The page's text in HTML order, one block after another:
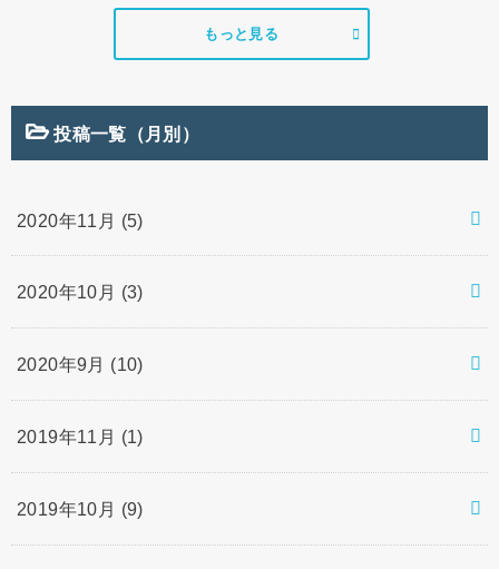
もっと見る
投稿一覧（月別）
2020年11月 (5)
2020年10月 (3)
2020年9月 (10)
2019年11月 (1)
2019年10月 (9)